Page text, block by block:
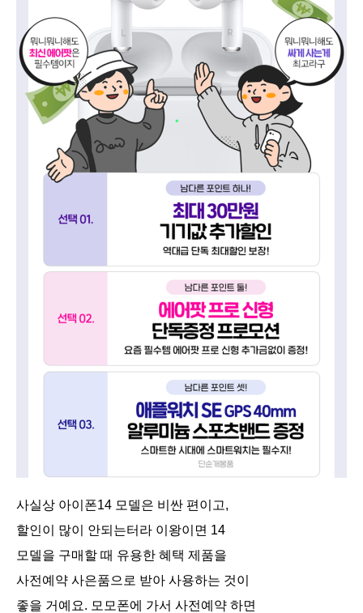
사실상 아이폰14 모델은 비싼 편이고,
할인이 많이 안되는터라 이왕이면 14
모델을 구매할 때 유용한 혜택 제품을
사전예약 사은품으로 받아 사용하는 것이
좋을 거예요. 모모폰에 가서 사전예약 하면